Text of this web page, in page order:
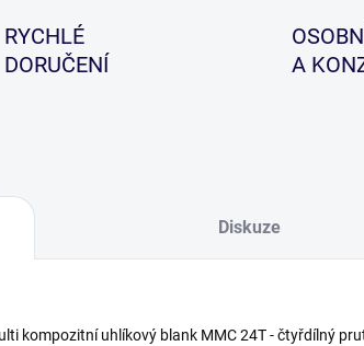
RYCHLÉ
DORUČENÍ
A
Diskuze
kompozitní uhlíkový blank MMC 24T - čtyřdílný